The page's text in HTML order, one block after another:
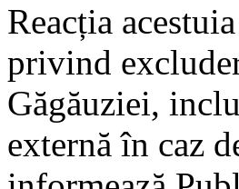
Reacția
privind
Găgăuziei,
externă în caz